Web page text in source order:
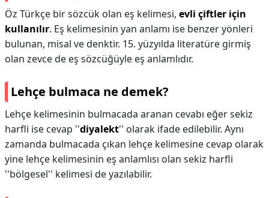
Öz Türkçe bir sözcük olan eş kelimesi, evli çiftler için
kullanılır. Eş kelimesinin yan anlamı ise benzer yönleri
bulunan, misal ve denktir. 15. yüzyılda literatüre girmiş
olan zevce de eş sözcüğüyle eş anlamlıdır.
Lehçe bulmaca ne demek?
Lehçe kelimesinin bulmacada aranan cevabı eğer sekiz
harfli ise cevap ''diyalekt'' olarak ifade edilebilir. Aynı
zamanda bulmacada çıkan lehçe kelimesine cevap olarak
yine lehçe kelimesinin eş anlamlısı olan sekiz harfli
''bölgesel'' kelimesi de yazılabilir.